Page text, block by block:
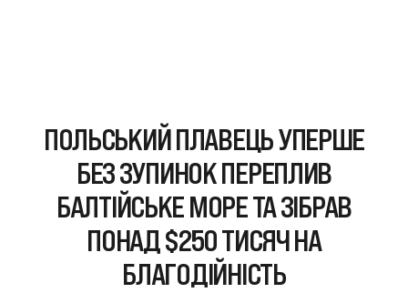
ПОЛЬСЬКИЙ ПЛАВЕЦЬ УПЕРШЕ
БЕЗ ЗУПИНОК ПЕРЕПЛИВ
БАЛТІЙСЬКЕ МОРЕ ТА ЗІБРАВ
ПОНАД $250 ТИСЯЧ НА
БЛАГОДІЙНІСТЬ